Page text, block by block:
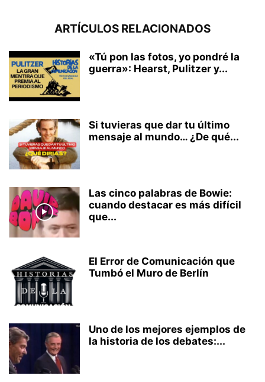
ARTÍCULOS RELACIONADOS
«Tú pon las fotos, yo pondré la
guerra»: Hearst, Pulitzer y...
Si tuvieras que dar tu último
mensaje al mundo… ¿De qué...
Las cinco palabras de Bowie:
cuando destacar es más difícil
que...
El Error de Comunicación que
Tumbó el Muro de Berlín
Uno de los mejores ejemplos de
la historia de los debates:...